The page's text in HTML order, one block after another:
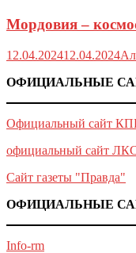
Мордовия –
12.04.202412.04.2024
ОФИЦИАЛЬНЫЕ
Официальный сайт
официальный сайт
Сайт газеты "Правда"
ОФИЦИАЛЬНЫЕ
Info-rm